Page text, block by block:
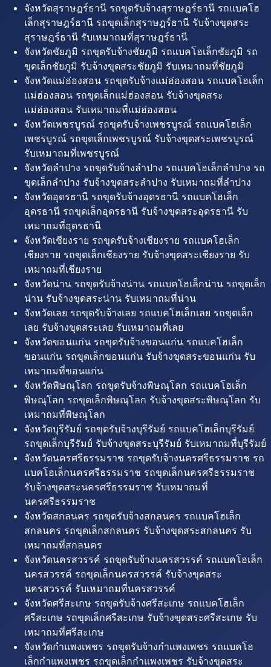
จังหวัดสุราษฎร์ธานี รถขุดรับจ้างสุราษฎร์ธานี รถแบคโฮ
เล็กสุราษฎร์ธานี รถขุดเล็กสุราษฎร์ธานี รับจ้างขุดสระ
สุราษฎร์ธานี รับเหมาถมที่สุราษฎร์ธานี
จังหวัดชัยภูมิ รถขุดรับจ้างชัยภูมิ รถแบคโฮเล็กชัยภูมิ รถ
ขุดเล็กชัยภูมิ รับจ้างขุดสระชัยภูมิ รับเหมาถมที่ชัยภูมิ
จังหวัดแม่ฮ่องสอน รถขุดรับจ้างแม่ฮ่องสอน รถแบคโฮเล็ก
แม่ฮ่องสอน รถขุดเล็กแม่ฮ่องสอน รับจ้างขุดสระ
แม่ฮ่องสอน รับเหมาถมที่แม่ฮ่องสอน
จังหวัดเพชรบูรณ์ รถขุดรับจ้างเพชรบูรณ์ รถแบคโฮเล็ก
เพชรบูรณ์ รถขุดเล็กเพชรบูรณ์ รับจ้างขุดสระเพชรบูรณ์
รับเหมาถมที่เพชรบูรณ์
จังหวัดลำปาง รถขุดรับจ้างลำปาง รถแบคโฮเล็กลำปาง รถ
ขุดเล็กลำปาง รับจ้างขุดสระลำปาง รับเหมาถมที่ลำปาง
จังหวัดอุดรธานี รถขุดรับจ้างอุดรธานี รถแบคโฮเล็ก
อุดรธานี รถขุดเล็กอุดรธานี รับจ้างขุดสระอุดรธานี รับ
เหมาถมที่อุดรธานี
จังหวัดเชียงราย รถขุดรับจ้างเชียงราย รถแบคโฮเล็ก
เชียงราย รถขุดเล็กเชียงราย รับจ้างขุดสระเชียงราย รับ
เหมาถมที่เชียงราย
จังหวัดน่าน รถขุดรับจ้างน่าน รถแบคโฮเล็กน่าน รถขุดเล็ก
น่าน รับจ้างขุดสระน่าน รับเหมาถมที่น่าน
จังหวัดเลย รถขุดรับจ้างเลย รถแบคโฮเล็กเลย รถขุดเล็ก
เลย รับจ้างขุดสระเลย รับเหมาถมที่เลย
จังหวัดขอนแก่น รถขุดรับจ้างขอนแก่น รถแบคโฮเล็ก
ขอนแก่น รถขุดเล็กขอนแก่น รับจ้างขุดสระขอนแก่น รับ
เหมาถมที่ขอนแก่น
จังหวัดพิษณุโลก รถขุดรับจ้างพิษณุโลก รถแบคโฮเล็ก
พิษณุโลก รถขุดเล็กพิษณุโลก รับจ้างขุดสระพิษณุโลก รับ
เหมาถมที่พิษณุโลก
จังหวัดบุรีรัมย์ รถขุดรับจ้างบุรีรัมย์ รถแบคโฮเล็กบุรีรัมย์
รถขุดเล็กบุรีรัมย์ รับจ้างขุดสระบุรีรัมย์ รับเหมาถมที่บุรีรัมย์
จังหวัดนครศรีธรรมราช รถขุดรับจ้างนครศรีธรรมราช รถ
แบคโฮเล็กนครศรีธรรมราช รถขุดเล็กนครศรีธรรมราช
รับจ้างขุดสระนครศรีธรรมราช รับเหมาถมที่
นครศรีธรรมราช
จังหวัดสกลนคร รถขุดรับจ้างสกลนคร รถแบคโฮเล็ก
สกลนคร รถขุดเล็กสกลนคร รับจ้างขุดสระสกลนคร รับ
เหมาถมที่สกลนคร
จังหวัดนครสวรรค์ รถขุดรับจ้างนครสวรรค์ รถแบคโฮเล็ก
นครสวรรค์ รถขุดเล็กนครสวรรค์ รับจ้างขุดสระ
นครสวรรค์ รับเหมาถมที่นครสวรรค์
จังหวัดศรีสะเกษ รถขุดรับจ้างศรีสะเกษ รถแบคโฮเล็ก
ศรีสะเกษ รถขุดเล็กศรีสะเกษ รับจ้างขุดสระศรีสะเกษ รับ
เหมาถมที่ศรีสะเกษ
จังหวัดกำแพงเพชร รถขุดรับจ้างกำแพงเพชร รถแบคโฮ
เล็กกำแพงเพชร รถขุดเล็กกำแพงเพชร รับจ้างขุดสระ